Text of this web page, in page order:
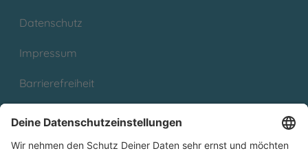
Datenschutz
Impressum
Barrierefreiheit
Partnerprogramm (Affiliate)